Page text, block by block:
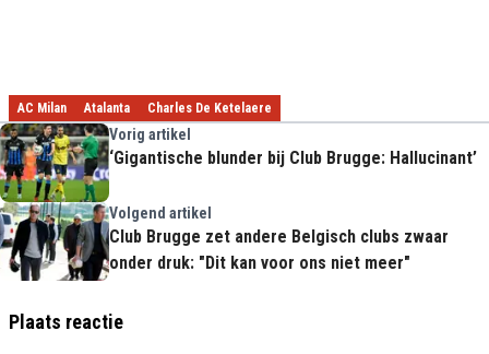
AC Milan Atalanta Charles De Ketelaere
Vorig artikel
‘Gigantische blunder bij Club Brugge: Hallucinant’
Volgend artikel
Club Brugge zet andere Belgisch clubs zwaar
onder druk: "Dit kan voor ons niet meer"
Plaats reactie